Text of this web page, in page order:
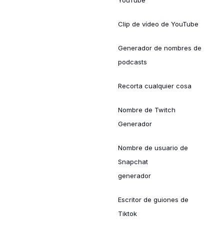
Clip de vídeo de YouTube
Generador de nombres de
podcasts
Recorta cualquier cosa
Nombre de Twitch
Generador
Nombre de usuario de
Snapchat
generador
Escritor de guiones de
Tiktok